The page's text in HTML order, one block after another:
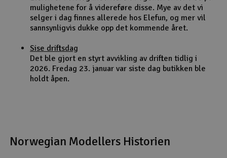
Gavekort
mulighetene for å videreføre disse. Mye av det vi
selger i dag finnes allerede hos Elefun, og mer vil
sannsynligvis dukke opp det kommende året.
Sise driftsdag
Det ble gjort en styrt avvikling av driften tidlig i
2026. Fredag 23. januar var siste dag butikken ble
holdt åpen.
Norwegian Modellers Historien